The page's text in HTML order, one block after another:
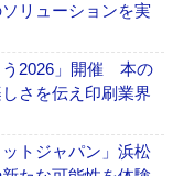
リューションを実
2026」開催 本の
さを伝え印刷業界
トジャパン」浜松